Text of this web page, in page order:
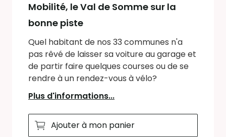
Mobilité, le Val de Somme sur la
bonne piste
Quel habitant de nos 33 communes n'a
pas rêvé de laisser sa voiture au garage et
de partir faire quelques courses ou de se
rendre à un rendez-vous à vélo?
Plus d'informations...
Ajouter à mon panier